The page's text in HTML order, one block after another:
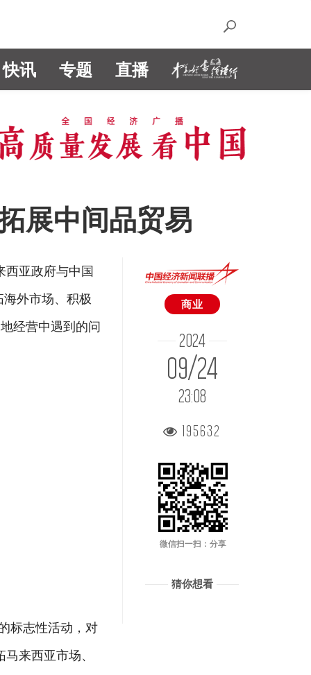
快讯 专题 直播
展中间品贸易
西亚政府与中国
海外市场、积极
经营中遇到的问
标志性活动，对
来西亚市场、
商业
2024
09/24
23:08
195632
微信扫一扫：分享
猜你想看